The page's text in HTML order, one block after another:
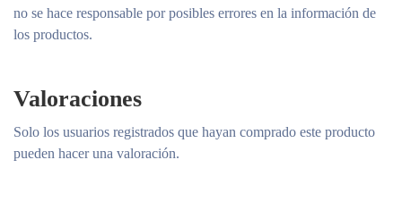
no se hace responsable por posibles errores en la información de
los productos.
Valoraciones
Solo los usuarios registrados que hayan comprado este producto
pueden hacer una valoración.